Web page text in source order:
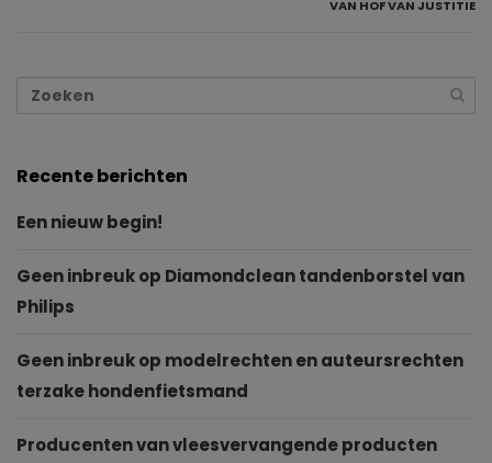
VAN HOF VAN JUSTITIE
Recente berichten
Een nieuw begin!
Geen inbreuk op Diamondclean tandenborstel van
Philips
Geen inbreuk op modelrechten en auteursrechten
terzake hondenfietsmand
Producenten van vleesvervangende producten